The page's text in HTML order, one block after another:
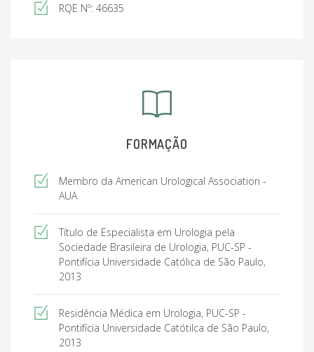
RQE Nº: 46635
FORMAÇÃO
Membro da American Urological Association -
AUA
Título de Especialista em Urologia pela
Sociedade Brasileira de Urologia, PUC-SP -
Pontifícia Universidade Católica de São Paulo,
2013
Residência Médica em Urologia, PUC-SP -
Pontifícia Universidade Catótilca de São Paulo,
2013